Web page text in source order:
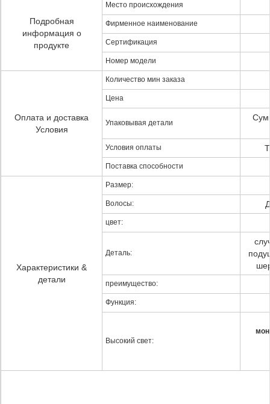
Подробная
информация о
продукте
Место происхождения
Фирменное наименование
Сертификация
Номер модели
Оплата и доставка
Условия
Количество мин заказа
Цена
Упаковывая детали
Условия оплаты
Поставка способности
Характеристики &
детали
Размер:
Волосы:
цвет:
Деталь:
преимущество:
Функция:
Высокий свет: